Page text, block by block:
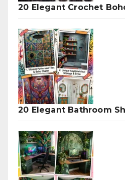
20 Elegant Crochet
20 Elegant Bathroom